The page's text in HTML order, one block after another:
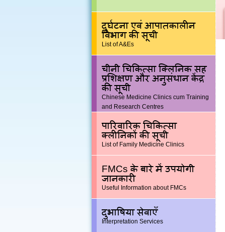
दुर्घटना एवं आपातकालीन
विभाग की सूची
List of A&Es
चीनी चिकित्सा क्लिनिक सह
प्रशिक्षण और अनुसंधान केंद्र
की सूची
Chinese Medicine Clinics cum Training
and Research Centres
पारिवारिक चिकित्सा
क्लीनिकों की सूची
List of Family Medicine Clinics
FMCs के बारे में उपयोगी
जानकारी
Useful Information about FMCs
दुभाषिया सेवाएँ
Interpretation Services